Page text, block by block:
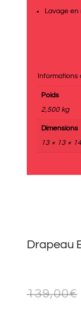
Lavage en
Informations
Poids
2,500 kg
Dimensions
13 × 13 ×
Drapeau
139,00€